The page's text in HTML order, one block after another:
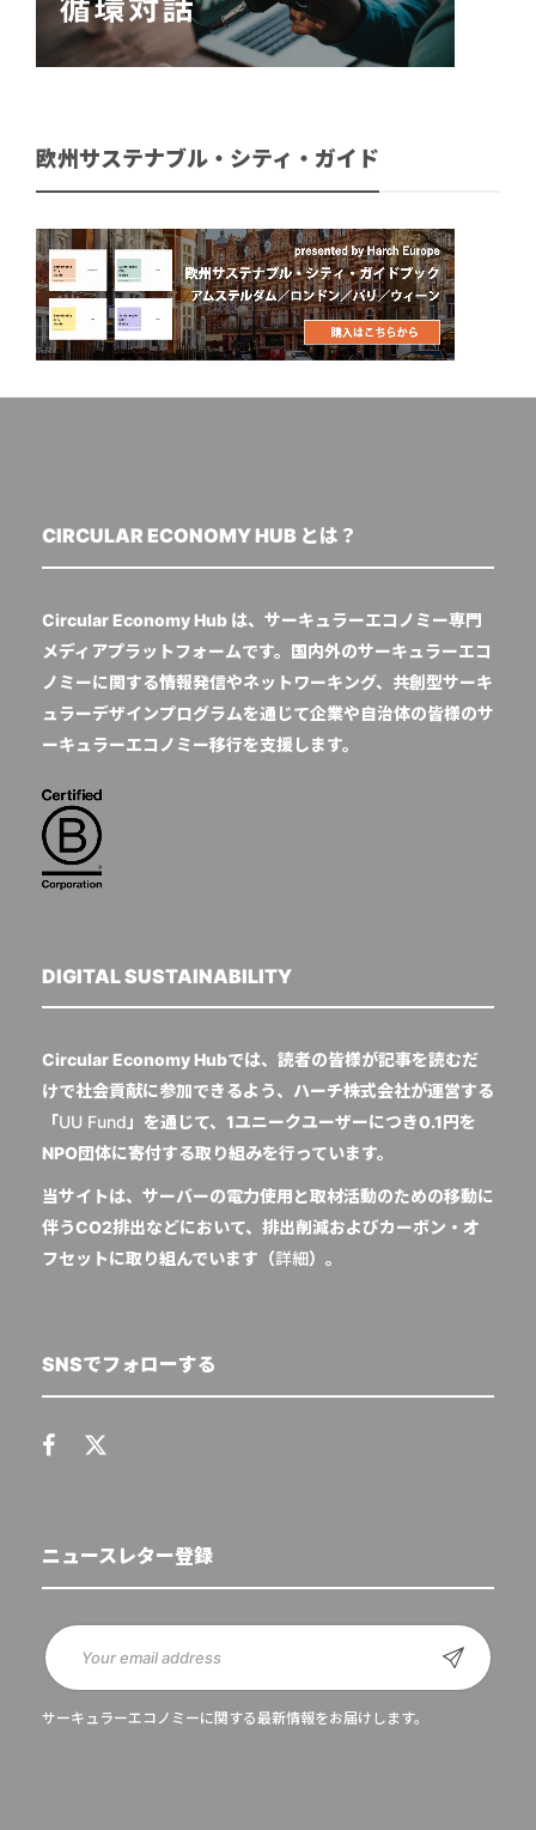
欧州サステナブル・シティ・ガイド
CIRCULAR ECONOMY HUB とは？
Circular Economy Hub は、サーキュラーエコノミー専門
メディアプラットフォームです。国内外のサーキュラーエコ
ノミーに関する情報発信やネットワーキング、共創型サーキ
ュラーデザインプログラムを通じて企業や自治体の皆様のサ
ーキュラーエコノミー移行を支援します。
DIGITAL SUSTAINABILITY
Circular Economy Hubでは、読者の皆様が記事を読むだ
けで社会貢献に参加できるよう、ハーチ株式会社が運営する
「UU Fund 」を通じて、1ユニークユーザーにつき0.1円を
NPO団体に寄付する取り組みを行っています。
当サイトは、サーバーの電力使用と取材活動のための移動に
伴うCO2排出などにおいて、排出削減およびカーボン・オ
フセットに取り組んでいます（詳細）。
SNSでフォローする
ニュースレター登録
サーキュラーエコノミーに関する最新情報をお届けします。